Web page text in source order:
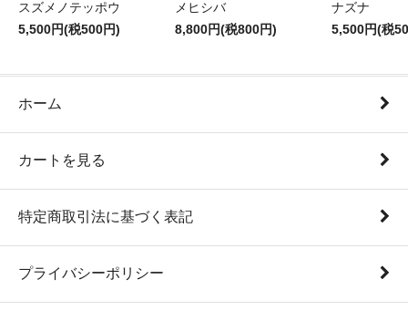
スズメノテッポウ
5,500円(税500円)
メヒシバ
8,800円(税800円)
ナズナ
5,500円(税
ホーム
カートを見る
特定商取引法に基づく表記
プライバシーポリシー